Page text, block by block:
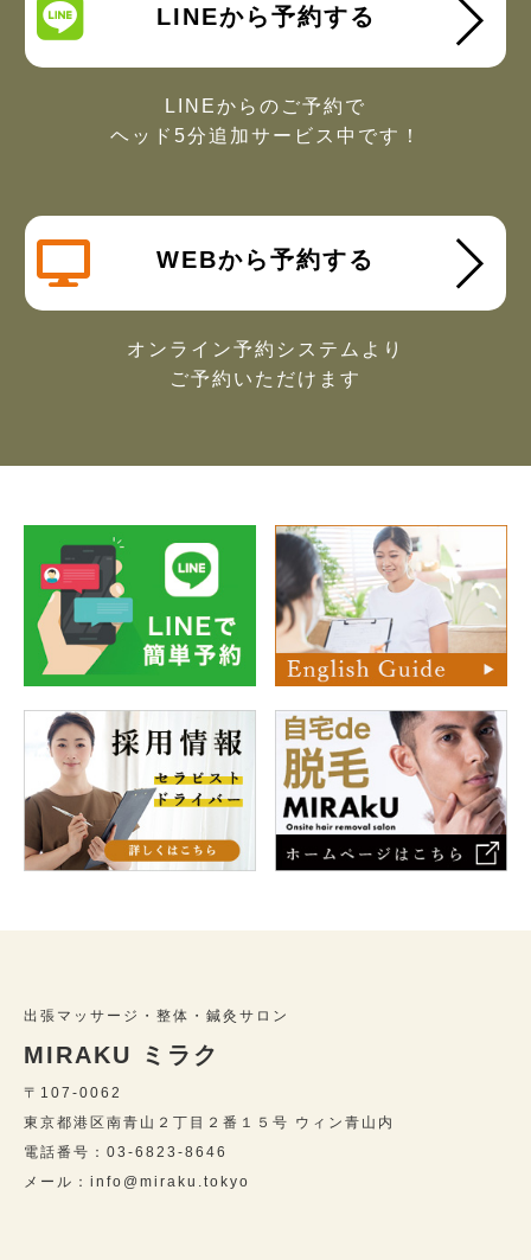
LINEから予約する
LINEからのご予約で
ヘッド5分追加サービス中です！
WEBから予約する
オンライン予約システムより
ご予約いただけます
出張マッサージ・整体・鍼灸サロン
MIRAKU ミラク
〒107-0062
東京都港区南青山２丁目２番１５号 ウィン青山内
電話番号：03-6823-8646
メール：info@miraku.tokyo